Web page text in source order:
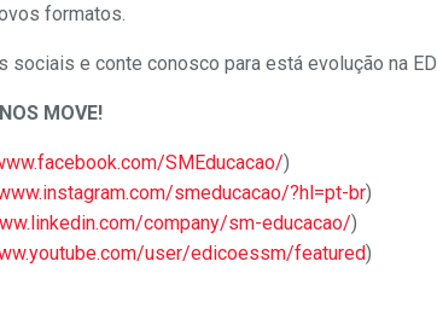
formatos.
sociais e conte conosco para está evolução na
MOVE!
SMEducacao/)
smeducacao/?hl=pt-br)
company/sm-educacao/)
user/edicoessm/featured)